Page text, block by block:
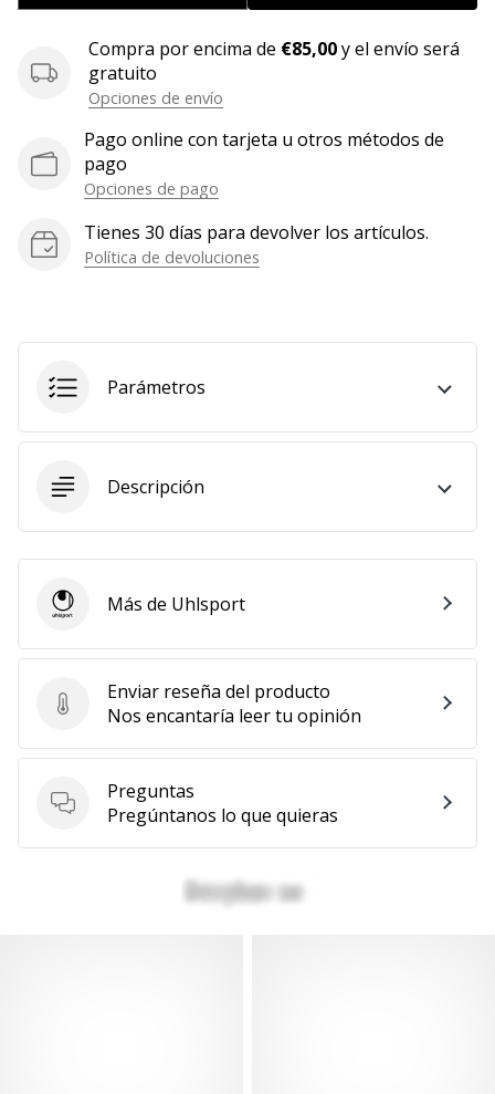
nuestro
Mostrar
todos
Compra por encima de €85,00y el envío será
gratuito
Opciones de envío
Pago online con tarjeta u otros métodos de
pago
Opciones de pago
Tienes 30 días para devolver los artículos.
Política de devoluciones
Parámetros
Descripción
Enviar reseña del producto
Enviar reseña del producto
Nos encantaría leer tu opinión
Preguntas
Preguntas
Pregúntanos lo que quieras
UhlsportMás de Uhlsport